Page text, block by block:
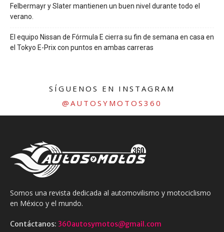
Felbermayr y Slater mantienen un buen nivel durante todo el
verano.
El equipo Nissan de Fórmula E cierra su fin de semana en casa en
el Tokyo E-Prix con puntos en ambas carreras
SÍGUENOS EN INSTAGRAM
@AUTOSYMOTOS360
Somos una revista dedicada al automovilismo y motociclismo
en México y el mundo.
Contáctanos: 360autosymotos@gmail.com